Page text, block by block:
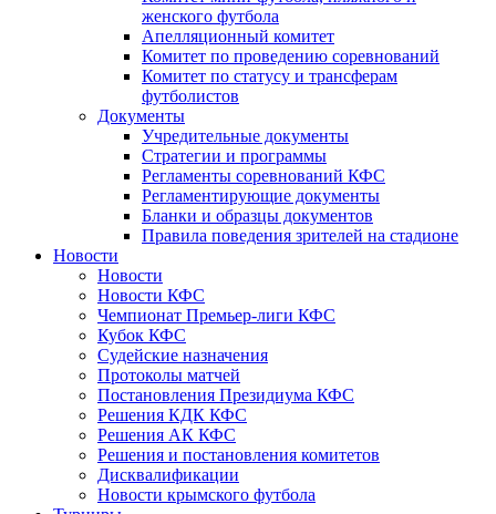
женского футбола
Апелляционный комитет
Комитет по проведению соревнований
Комитет по статусу и трансферам
футболистов
Документы
Учредительные документы
Стратегии и программы
Регламенты соревнований КФС
Регламентирующие документы
Бланки и образцы документов
Правила поведения зрителей на стадионе
Новости
Новости
Новости КФС
Чемпионат Премьер-лиги КФС
Кубок КФС
Судейские назначения
Протоколы матчей
Постановления Президиума КФС
Решения КДК КФС
Решения АК КФС
Решения и постановления комитетов
Дисквалификации
Новости крымского футбола